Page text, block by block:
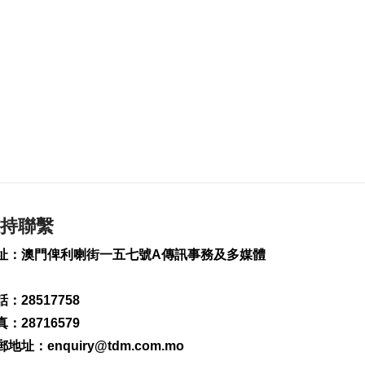
議事亭前地大三巴等
7旬翁流感重症須深切
治療
聯繫
：澳門俾利喇街一五七號A傳訊事務及多媒體
：28517758
：28716579
地址： enquiry@tdm.com.mo